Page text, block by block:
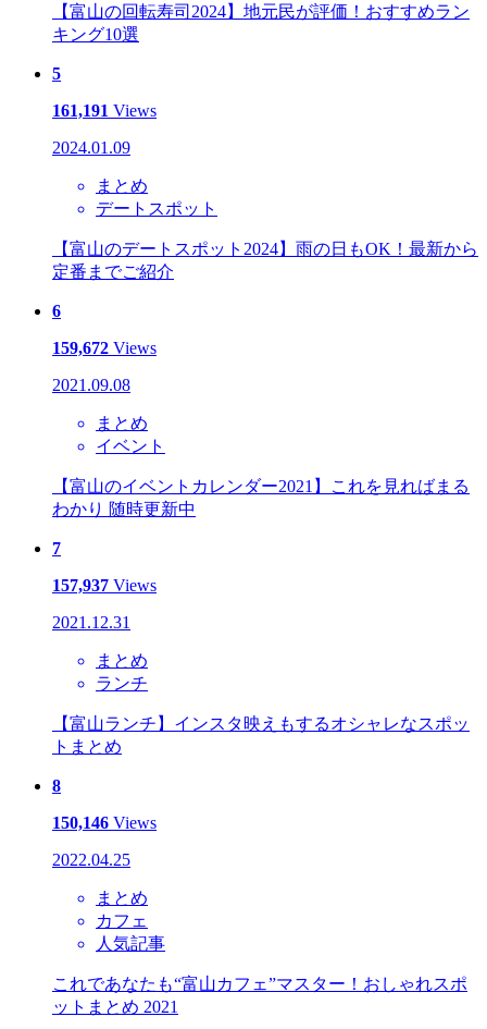
【富山の回転寿司2024】地元民が評価！おすすめラン
キング10選
5
161,191 Views
2024.01.09
まとめ
デートスポット
【富山のデートスポット2024】雨の日もOK！最新から
定番までご紹介
6
159,672 Views
2021.09.08
まとめ
イベント
【富山のイベントカレンダー2021】これを見ればまる
わかり 随時更新中
7
157,937 Views
2021.12.31
まとめ
ランチ
【富山ランチ】インスタ映えもするオシャレなスポッ
トまとめ
8
150,146 Views
2022.04.25
まとめ
カフェ
人気記事
これであなたも“富山カフェ”マスター！おしゃれスポ
ットまとめ 2021